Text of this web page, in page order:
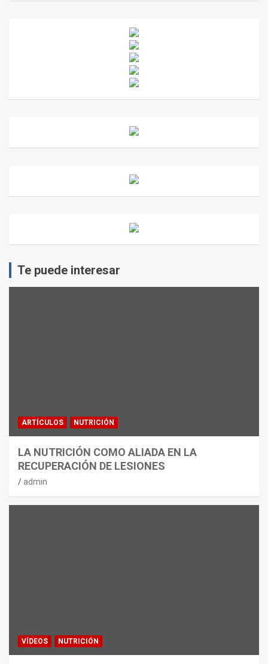
Te puede interesar
ARTÍCULOS NUTRICIÓN
LA NUTRICIÓN COMO ALIADA EN LA
RECUPERACIÓN DE LESIONES
admin
VÍDEOS NUTRICIÓN